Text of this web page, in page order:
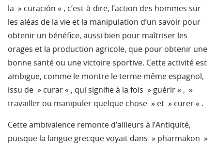
la » curación « , c’est-à-dire, l’action des hommes sur
les aléas de la vie et la manipulation d’un savoir pour
obtenir un bénéfice, aussi bien pour maîtriser les
orages et la production agricole, que pour obtenir une
bonne santé ou une victoire sportive. Cette activité est
ambiguë, comme le montre le terme même espagnol,
issu de » curar « , qui signifie à la fois » guérir « , »
travailler ou manipuler quelque chose » et » curer « .
Cette ambivalence remonte d’ailleurs à l’Antiquité,
puisque la langue grecque voyait dans » pharmakon »